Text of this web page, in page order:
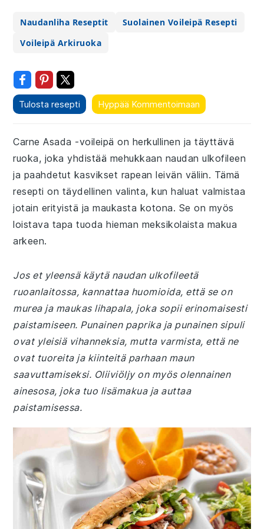
Naudanliha Reseptit
Suolainen Voileipä Resepti
Voileipä Arkiruoka
Tulosta resepti Hyppää Kommentoimaan
Carne Asada -voileipä on herkullinen ja täyttävä
ruoka, joka yhdistää mehukkaan naudan ulkofileen
ja paahdetut kasvikset rapean leivän väliin. Tämä
resepti on täydellinen valinta, kun haluat valmistaa
jotain erityistä ja maukasta kotona. Se on myös
loistava tapa tuoda hieman meksikolaista makua
arkeen.
Jos et yleensä käytä naudan ulkofileetä
ruoanlaitossa, kannattaa huomioida, että se on
murea ja maukas lihapala, joka sopii erinomaisesti
paistamiseen. Punainen paprika ja punainen sipuli
ovat yleisiä vihanneksia, mutta varmista, että ne
ovat tuoreita ja kiinteitä parhaan maun
saavuttamiseksi. Oliiviöljy on myös olennainen
ainesosa, joka tuo lisämakua ja auttaa
paistamisessa.